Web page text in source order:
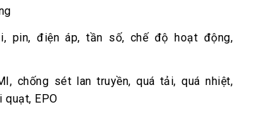
pin, điện áp, tần số, chế độ hoạt động,
chống sét lan truyền, quá tải, quá nhiệt,
quạt, EPO